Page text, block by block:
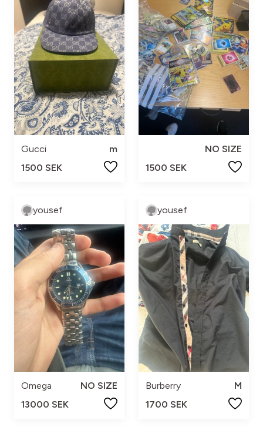
Gucci
m
1500 SEK
NO SIZE
1500 SEK
yousef
Omega
NO SIZE
13000 SEK
yousef
Burberry
M
1700 SEK